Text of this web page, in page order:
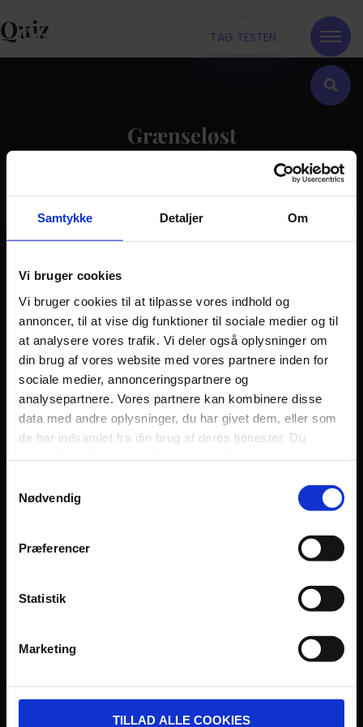
Samtykke Detaljer Om
Vi bruger cookies
Vi bruger cookies til at tilpasse vores indhold og
annoncer, til at vise dig funktioner til sociale medier og til
at analysere vores trafik. Vi deler også oplysninger om
din brug af vores website med vores partnere inden for
sociale medier, annonceringspartnere og
analysepartnere. Vores partnere kan kombinere disse
data med andre oplysninger, du har givet dem, eller som
de har indsamlet fra din brug af deres tjenester. Du
Nødvendig
Præferencer
Statistik
Marketing
TILLAD ALLE COOKIES
TAG TESTEN
Quiz
Grænseløst
Kontakt
Dilemma
Stories & Viden
Pårørende
Find støtte
Om os
Persondatapolitik
Fagområde